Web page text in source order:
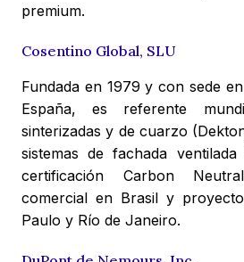
premium.
Cosentino Global, SLU
Fundada en 1979 y con sede
España, es referente
sinterizadas y de cuarzo
sistemas de fachada
certificación Carbon
comercial en Brasil y
Paulo y Río de Janeiro.